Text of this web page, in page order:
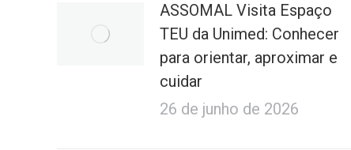
ASSOMAL Visita Espaço
TEU da Unimed: Conhecer
para orientar, aproximar e
cuidar
26 de junho de 2026